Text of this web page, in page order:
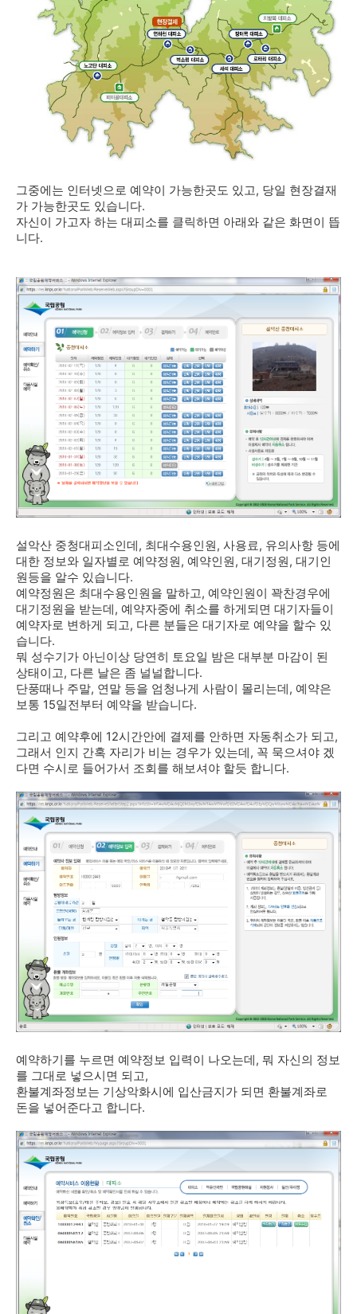
그중에는 인터넷으로 예약이 가능한곳도 있고, 당일 현장결재
가 가능한곳도 있습니다.
자신이 가고자 하는 대피소를 클릭하면 아래와 같은 화면이 뜹
니다.
설악산 중청대피소인데, 최대수용인원, 사용료, 유의사항 등에
대한 정보와 일자별로 예약정원, 예약인원, 대기정원, 대기인
원등을 알수 있습니다.
예약정원은 최대수용인원을 말하고, 예약인원이 꽉찬경우에
대기정원을 받는데, 예약자중에 취소를 하게되면 대기자들이
예약자로 변하게 되고, 다른 분들은 대기자로 예약을 할수 있
습니다.
뭐 성수기가 아닌이상 당연히 토요일 밤은 대부분 마감이 된
상태이고, 다른 날은 좀 널널합니다.
단풍때나 주말, 연말 등을 엄청나게 사람이 몰리는데, 예약은
보통 15일전부터 예약을 받습니다.
그리고 예약후에 12시간안에 결제를 안하면 자동취소가 되고,
그래서 인지 간혹 자리가 비는 경우가 있는데, 꼭 묵으셔야 겠
다면 수시로 들어가서 조회를 해보셔야 할듯 합니다.
예약하기를 누르면 예약정보 입력이 나오는데, 뭐 자신의 정보
를 그대로 넣으시면 되고,
환불계좌정보는 기상악화시에 입산금지가 되면 환불계좌로
돈을 넣어준다고 합니다.